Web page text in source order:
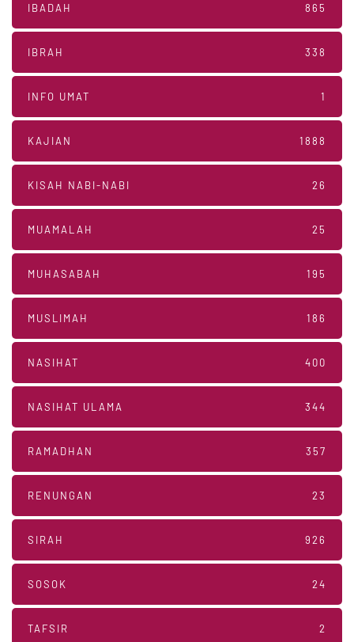
IBADAH 865
IBRAH 338
INFO UMAT 1
KAJIAN 1888
KISAH NABI-NABI 26
MUAMALAH 25
MUHASABAH 195
MUSLIMAH 186
NASIHAT 400
NASIHAT ULAMA 344
RAMADHAN 357
RENUNGAN 23
SIRAH 926
SOSOK 24
TAFSIR 2